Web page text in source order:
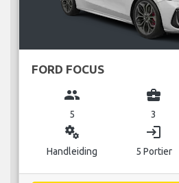
FORD FOCUS
group
5
business_center
3
miscellaneous_services
Handleiding
login
5 Portier